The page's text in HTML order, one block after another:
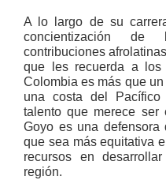
A lo largo de su
concientización
contribuciones
que les recuerda a
Colombia es más que
una costa del
talento que merece ser
Goyo es una defensora
que sea más equitativa
recursos en
región.